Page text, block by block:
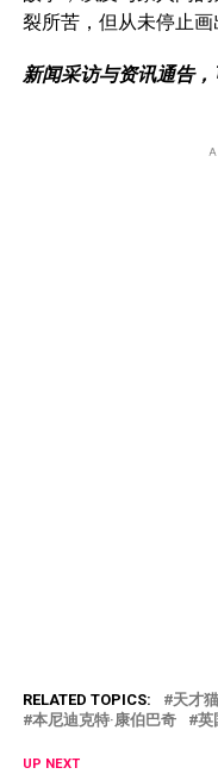
裂所苦，但从未停止画
新闻采访与资讯通告
RELATED TOPICS: 天才
本尼迪克特·康伯巴奇
英
UP NEXT